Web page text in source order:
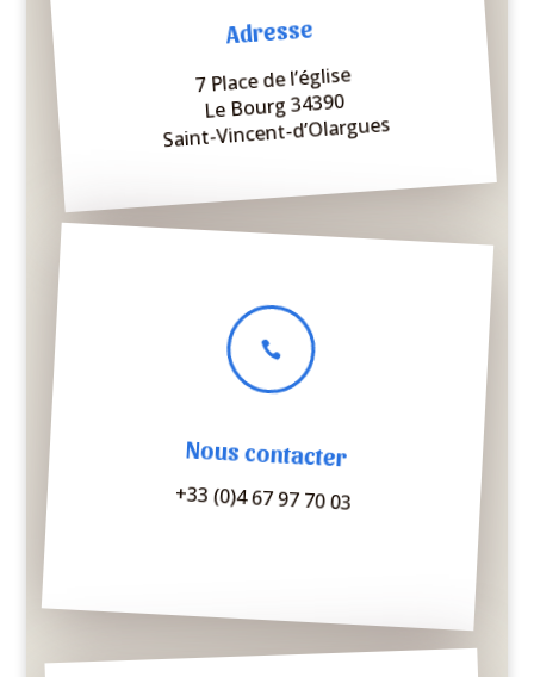
Adresse
7 Place de l’église
Le Bourg 34390
Saint-Vincent-d’Olargues

Nous contacter
+33 (0)4 67 97 70 03